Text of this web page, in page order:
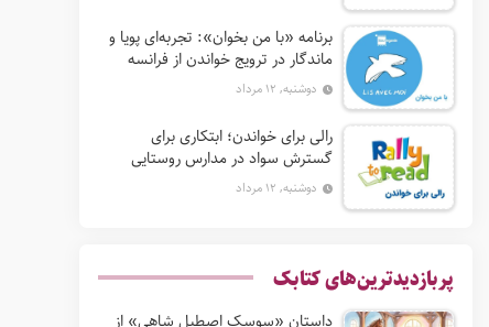
برنامه «با من بخوان»: تجربه‌ای پویا و
ماندگار در ترویج خواندن از فرانسه
دوشنبه, ۱۲ مرداد
رالی برای خواندن؛ ابتکاری برای
گسترش سواد در مدارس روستایی
آفریقای جنوبی
دوشنبه, ۱۲ مرداد
پربازدیدترین‌های کتابک
داستان «سوسک اصطبل شاهی» از